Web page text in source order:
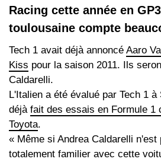
Racing cette année en
toulousaine compte
Tech 1 avait déjà annoncé Aaro
Kiss pour la saison 2011. Ils
Caldarelli.
L'Italien a été évalué par Tech 1
déjà fait des essais en Formule 1
Toyota.
« Même si Andrea Caldarelli n'est
totalement familier avec cette